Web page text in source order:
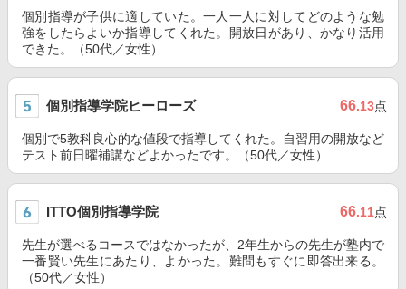
個別指導が子供に適していた。一人一人に対してどのような勉
強をしたらよいか指導してくれた。開放日があり、かなり活用
できた。（50代／女性）
個別指導学院ヒーローズ 66.13点
個別で5教科良心的な値段で指導してくれた。自習用の開放など
テスト前日曜補講などよかったです。（50代／女性）
ITTO個別指導学院 66.11点
先生が選べるコースではなかったが、2年生からの先生が塾内で
一番賢い先生にあたり、よかった。難問もすぐに即答出来る。
（50代／女性）